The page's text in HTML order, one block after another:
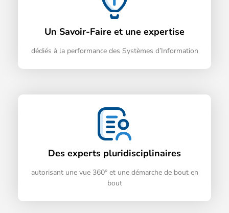
Un Savoir-Faire et une expertise
dédiés à la performance des Systèmes d’Information
Des experts pluridisciplinaires
autorisant une vue 360° et une démarche de bout en
bout